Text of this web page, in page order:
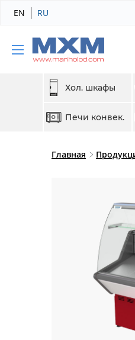
EN RU
Хол. шкафы
Печи конвек.
Главная